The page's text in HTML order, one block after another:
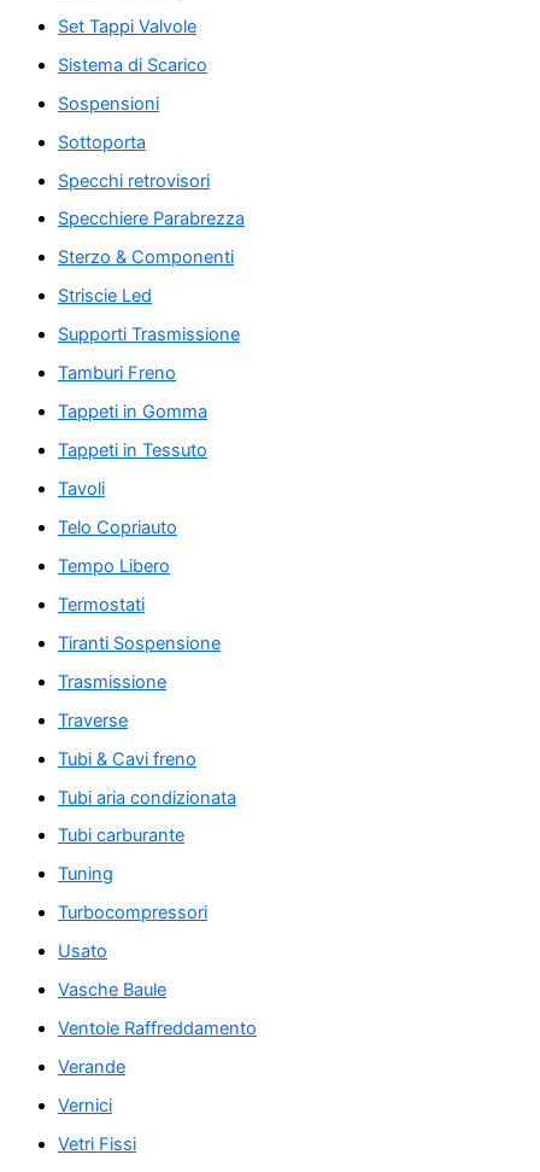
Set Tappi Valvole
Sistema di Scarico
Sospensioni
Sottoporta
Specchi retrovisori
Specchiere Parabrezza
Sterzo & Componenti
Striscie Led
Supporti Trasmissione
Tamburi Freno
Tappeti in Gomma
Tappeti in Tessuto
Tavoli
Telo Copriauto
Tempo Libero
Termostati
Tiranti Sospensione
Trasmissione
Traverse
Tubi & Cavi freno
Tubi aria condizionata
Tubi carburante
Tuning
Turbocompressori
Usato
Vasche Baule
Ventole Raffreddamento
Verande
Vernici
Vetri Fissi